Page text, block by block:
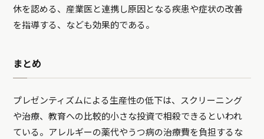
休を認める、産業医と連携し原因となる疾患や症状の改善
を指導する、なども効果的である。
まとめ
プレゼンティズムによる生産性の低下は、スクリーニング
や治療、教育への比較的小さな投資で相殺できるといわれ
ている。アレルギーの薬代やうつ病の治療費を負担するな